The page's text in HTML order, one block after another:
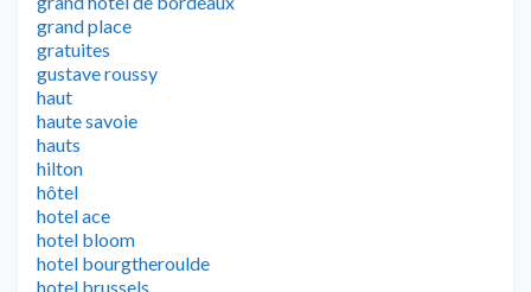
grand place
gratuites
gustave roussy
haut
haute savoie
hauts
hilton
hôtel
hotel ace
hotel bloom
hotel bourgtheroulde
hotel brussels